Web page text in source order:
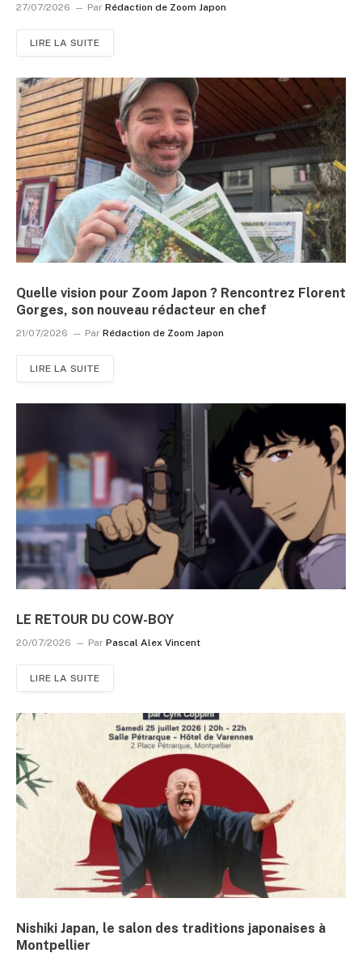
27/07/2026 Par Rédaction de Zoom Japon
LIRE LA SUITE
Quelle vision pour Zoom Japon ? Rencontrez Florent
Gorges, son nouveau rédacteur en chef
21/07/2026 Par Rédaction de Zoom Japon
LIRE LA SUITE
LE RETOUR DU COW-BOY
20/07/2026 Par Pascal Alex Vincent
LIRE LA SUITE
Nishiki Japan, le salon des traditions japonaises à
Montpellier